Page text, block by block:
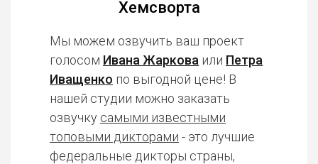
Хемсворта
Мы можем озвучить ваш проект
голосом Ивана Жаркова или Петра
Иващенко по выгодной цене! В
нашей студии можно заказать
озвучку самыми известными
топовыми дикторами - это лучшие
федеральные дикторы страны,